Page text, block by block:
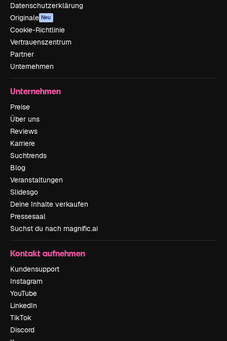
Datenschutzerklärung
Originale Neu
Cookie-Richtlinie
Vertrauenszentrum
Partner
Unternehmen
Unternehmen
Preise
Über uns
Reviews
Karriere
Suchtrends
Blog
Veranstaltungen
Slidesgo
Deine Inhalte verkaufen
Pressesaal
Suchst du nach magnific.ai
Kontakt aufnehmen
Kundensupport
Instagram
YouTube
LinkedIn
TikTok
Discord